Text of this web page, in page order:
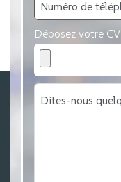
Déposez votre CV